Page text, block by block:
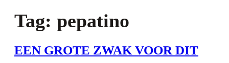
Tag: pepatino
EEN GROTE ZWAK VOOR DIT